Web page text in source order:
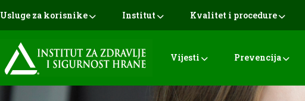
Usluge za korisnike Institut Kvalitet i procedure
Vijesti Prevencija